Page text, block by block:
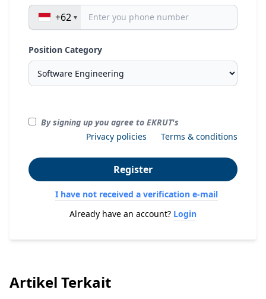
+62
Position Category
By signing up you agree to EKRUT's
Privacy policies
Terms & conditions
Register
I have not received a verification e-mail
Already have an account? Login
Artikel Terkait